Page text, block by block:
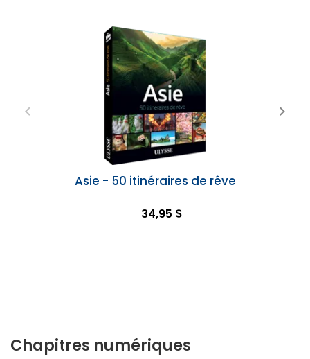
Asie - 50 itinéraires de rêve
34,95 $
Chapitres numériques